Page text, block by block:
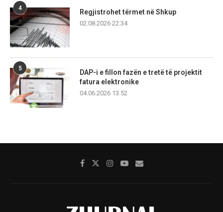
4
Regjistrohet tërmet në Shkup
02.08.2026 22:34
5
DAP-i e fillon fazën e tretë të projektit
fatura elektronike
04.06.2026 13:52